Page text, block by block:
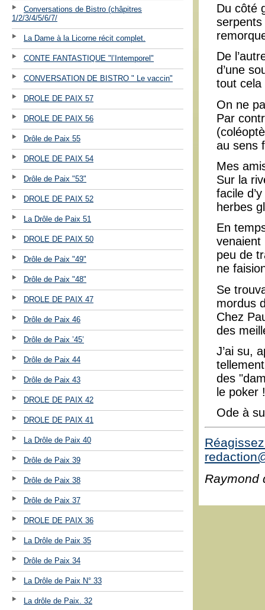
Conversations de Bistro (châpitres
1/2/3/4/5/6/7/
La Dame à la Licorne récit complet.
CONTE FANTASTIQUE "l’Intemporel"
CONVERSATION DE BISTRO " Le vaccin"
DROLE DE PAIX 57
DROLE DE PAIX 56
Drôle de Paix 55
DROLE DE PAIX 54
Drôle de Paix "53"
DROLE DE PAIX 52
La Drôle de Paix 51
DROLE DE PAIX 50
Drôle de Paix "49"
Drôle de Paix "48"
DROLE DE PAIX 47
Drôle de Paix 46
Drôle de Paix ’45’
Drôle de Paix 44
Drôle de Paix 43
DROLE DE PAIX 42
DROLE DE PAIX 41
La Drôle de Paix 40
Drôle de Paix 39
Drôle de Paix 38
Drôle de Paix 37
DROLE DE PAIX 36
La Drôle de Paix 35
Drôle de Paix 34
La Drôle de Paix N° 33
La drôle de Paix. 32
Du côté
serpents
De
d’une
tout cela
On ne
Par
au sens
Mes
Sur la
facile
herbes
En
venaient
peu de
ne
Se
mordus
Chez
des
J’ai su,
des
le poker
Ode à
Raymond